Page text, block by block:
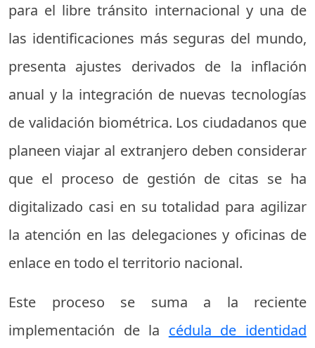
para el libre tránsito internacional y una de
las identificaciones más seguras del mundo,
presenta ajustes derivados de la inflación
anual y la integración de nuevas tecnologías
de validación biométrica. Los ciudadanos que
planeen viajar al extranjero deben considerar
que el proceso de gestión de citas se ha
digitalizado casi en su totalidad para agilizar
la atención en las delegaciones y oficinas de
enlace en todo el territorio nacional.
Este proceso se suma a la reciente
implementación de la cédula de identidad